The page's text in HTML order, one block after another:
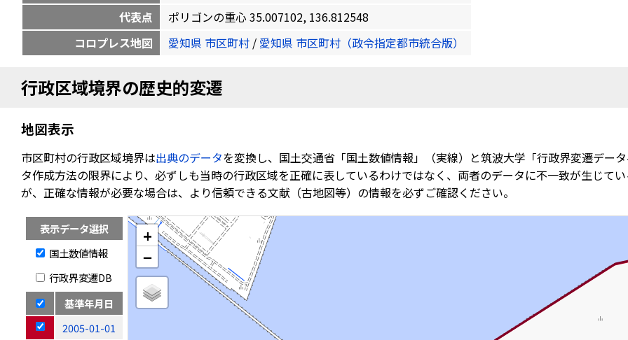
代表点
ポリゴンの重心 35.007102, 136.812548
コロプレス地図
愛知県 市区町村 / 愛知県 市区町村（政令指定都市統合版）
行政区域境界の歴史的変遷
地図表示
市区町村の行政区域境界は出典のデータを変換し、国土交通省「国土数値情報」（実線）と筑波大学「行政界変遷デー
タ作成方法の限界により、必ずしも当時の行政区域を正確に表しているわけではなく、両者のデータに不一致が生じて
が、正確な情報が必要な場合は、より信頼できる文献（古地図等）の情報を必ずご確認ください。
表示データ選択
国土数値情報
行政界変遷DB
基準年月日
2005-01-01
+
−